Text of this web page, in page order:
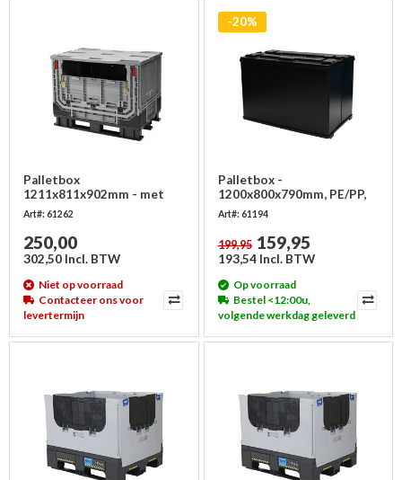
Palletbox
1211x811x902mm - met
deur bovenzijde
Art#: 61262
250,00
302,50 Incl. BTW
Niet op voorraad
Contacteer ons voor
levertermijn
-20%
Palletbox -
1200x800x790mm, PE/PP,
opvouwbaar
Art#: 61194
199,95 159,95
193,54 Incl. BTW
Op voorraad
Bestel <12:00u,
volgende werkdag geleverd